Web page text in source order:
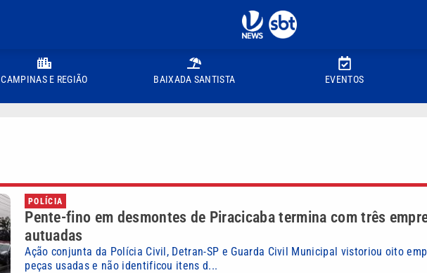
CAMPINAS E REGIÃO BAIXADA SANTISTA EVENTOS
POLÍCIA
Pente-fino em desmontes de Piracicaba termina com três
autuadas
Ação conjunta da Polícia Civil, Detran-SP e Guarda Civil Municipal vistoriou oito
peças usadas e não identificou itens d...